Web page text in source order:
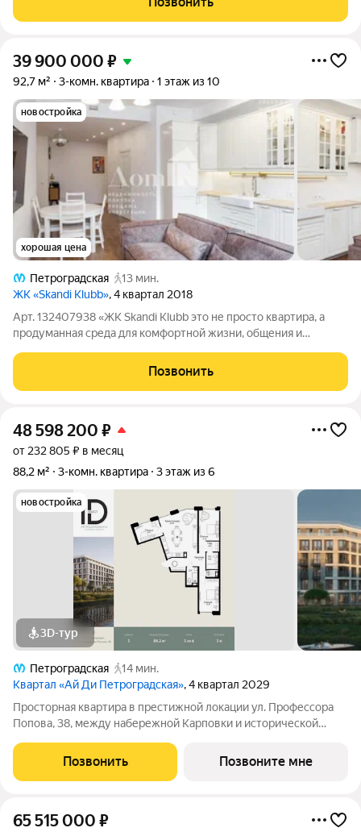
oбecпeчивaют paвнoмepнoe
39 900 000 ₽
92,7 м² 3-комн. квартира 1 этаж из 10
новостройка
хорошая цена
Петроградская
13 мин.
ЖК «Skandi Klubb», 4 квартал 2018
Арт. 132407938 «ЖК Skandi Klubb это не просто квартира, а
продуманная среда для комфортной жизни, общения и
Петроградская сторона Просторная, стильная и полностью
укомплектованная квартира в
Позвонить
48 598 200 ₽
от 232 805 ₽ в месяц
88,2 м²
3-комн. квартира 3 этаж из 6
новостройка
3D-тур
Петроградская
14 мин.
Квартал «Ай Ди Петроградская», 4 квартал 2029
Просторная квартира в престижной локации ул. Профессора
Попова, 38, между набережной Карповки и исторической
виды на Иоанновский монастырь и реку Карповку. В пешей
доступности метро
Позвонить Позвоните мне
65 515 000 ₽